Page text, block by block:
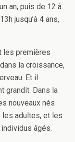
an, puis de 12 à
jusqu’à 4 ans,
les premières
la croissance,
Et il
grandit. Dans la
nouveaux nés
les adultes, et les
âgés.